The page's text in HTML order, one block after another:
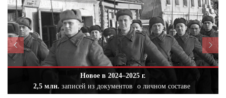
Новое в 2024–2025 г.
2,5 млн. записей из документов о личном составе